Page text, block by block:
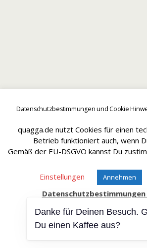
Datenschutzbestimmungen und Cookie
quagga.de nutzt Cookies für einen
Betrieb funktioniert auch, wenn
Gemäß der EU-DSGVO kannst Du
Einstellungen Annehmen
Affiliate Links sind mit einem *
Wir erhalten bei einem Kauf
Die Artikel werden für Dich
Danke für Deinen Besuch.
Du einen Kaffee aus?